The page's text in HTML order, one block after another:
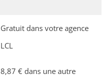
Gratuit dans votre agence
LCL
8,87 € dans une autre